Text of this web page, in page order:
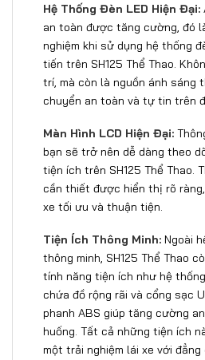
Hệ Thống Đèn LED Hiện Đại:
an toàn được tăng cường, đó
nghiệm khi sử dụng hệ thống
tiến trên SH125 Thể Thao.
trí, mà còn là nguồn ánh sáng
chuyển an toàn và tự tin trên
Màn Hình LCD Hiện Đại:
bạn sẽ trở nên dễ dàng theo
tiện ích trên SH125 Thể Thao.
cần thiết được hiển thị rõ
xe tối ưu và thuận tiện.
Tiện Ích Thông Minh:Ngoài
thông minh, SH125 Thể Thao
tính năng tiện ích như hệ
chứa đồ rộng rãi và cổng sạc
phanh ABS giúp tăng cường
huống. Tất cả những tiện ích
một trải nghiệm lái xe với